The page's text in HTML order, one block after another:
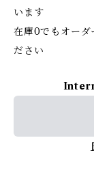
います
在庫0でもオーダ
ださい